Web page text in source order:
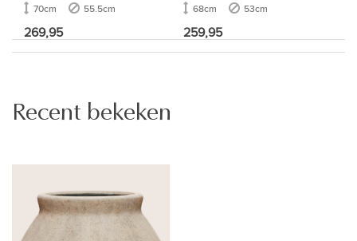
70cm 55.5cm
269,95
68cm 53cm
259,95
Recent bekeken